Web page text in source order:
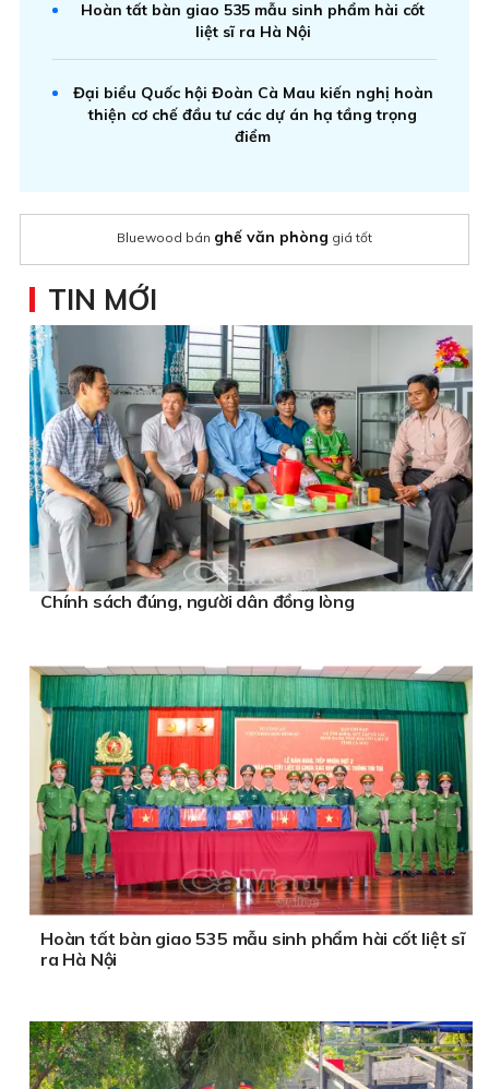
Hoàn tất bàn giao 535 mẫu sinh phẩm hài cốt
liệt sĩ ra Hà Nội
Đại biểu Quốc hội Đoàn Cà Mau kiến nghị hoàn
thiện cơ chế đầu tư các dự án hạ tầng trọng
điểm
Bluewood bán ghế văn phòng giá tốt
TIN MỚI
Chính sách đúng, người dân đồng lòng
Hoàn tất bàn giao 535 mẫu sinh phẩm hài cốt liệt sĩ
ra Hà Nội